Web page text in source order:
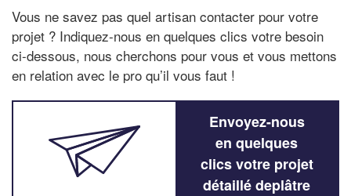
Vous ne savez pas quel artisan contacter pour votre
projet ? Indiquez-nous en quelques clics votre besoin
ci-dessous, nous cherchons pour vous et vous mettons
en relation avec le pro qu’il vous faut !
Envoyez-nous
en quelques
clics votre projet
détaillé deplâtre